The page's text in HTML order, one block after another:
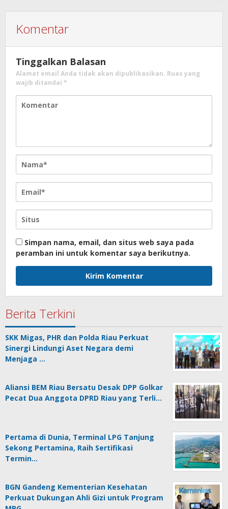
Komentar
Tinggalkan Balasan
Alamat email Anda tidak akan dipublikasikan. Ruas yang
wajib ditandai *
Simpan nama, email, dan situs web saya pada
peramban ini untuk komentar saya berikutnya.
Berita Terkini
SKK Migas, PHR dan Polda Riau Perkuat
Sinergi Lindungi Aset Negara demi
Menjaga …
Aliansi BEM Riau Bersatu Desak DPP Golkar
Pecat Dua Anggota DPRD Riau yang Terli…
Pertama di Dunia, Terminal LPG Tanjung
Sekong Pertamina, Raih Sertifikasi
Termin…
BGN Gandeng Kementerian Kesehatan
Perkuat Dukungan Ahli Gizi untuk Program